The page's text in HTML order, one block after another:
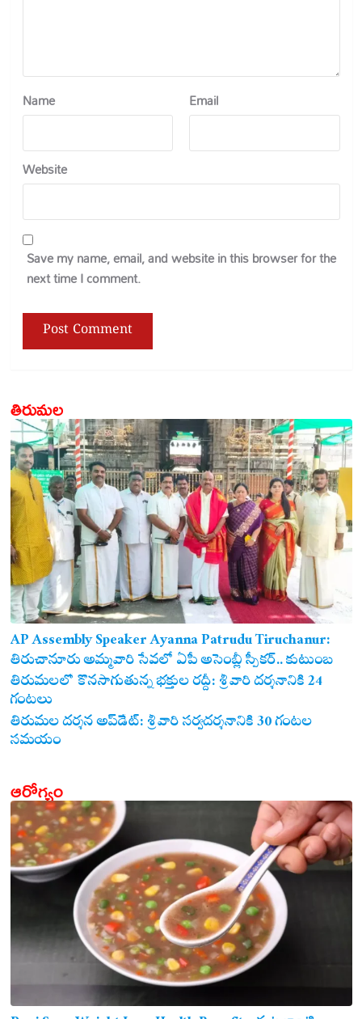
Name Email
Website
Save my name, email, and website in this browser for the
next time I comment.
తిరుమల
AP Assembly Speaker Ayanna Patrudu Tiruchanur:
తిరుచానూరు అమ్మవారి సేవలో ఏపీ అసెంబ్లీ స్పీకర్.. కుటుంబ
సమేతంగా దర్శించుకున్న అయ్యన్నపాత్రుడు!
తిరుమలలో కొనసాగుతున్న భక్తుల రద్దీ: శ్రీవారి దర్శనానికి 24
గంటలు
తిరుమల దర్శన అప్‌డేట్: శ్రీవారి సర్వదర్శనానికి 30 గంటల
సమయం
ఆరోగ్యం